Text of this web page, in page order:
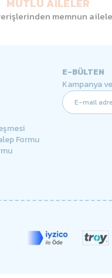
MUTLU AİLELER
memnun
Formu
E-BÜLTEN
Kampanya